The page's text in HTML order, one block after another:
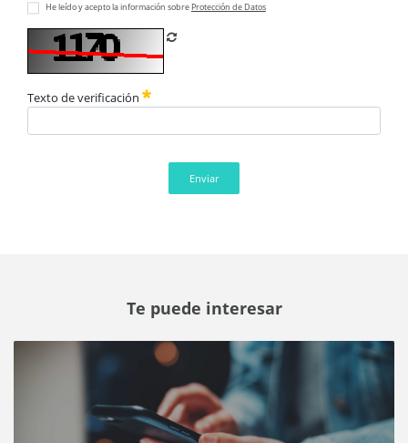
He leído y acepto la información sobre Protección de Datos
Texto de verificación
Enviar
Te puede interesar